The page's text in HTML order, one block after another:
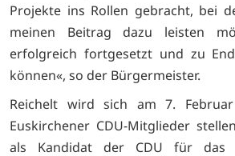
Projekte ins Rollen gebracht, bei
meinen Beitrag dazu leisten
erfolgreich fortgesetzt und zu
können«, so der Bürgermeister.
Reichelt wird sich am 7.
Euskirchener CDU-Mitglieder
als Kandidat der CDU für das